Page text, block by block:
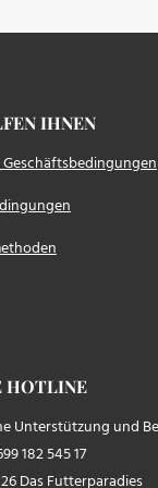
HOTLINE
Unterstützung und
182 545 17
Das Futterparadies